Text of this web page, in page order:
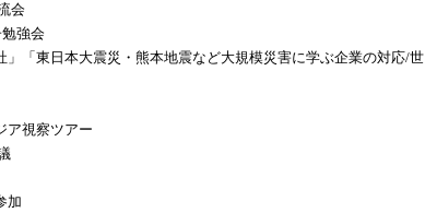
会
強会
「東日本大震災・熊本地震など大規模災害に学ぶ企業の対応/世
視察ツアー
加